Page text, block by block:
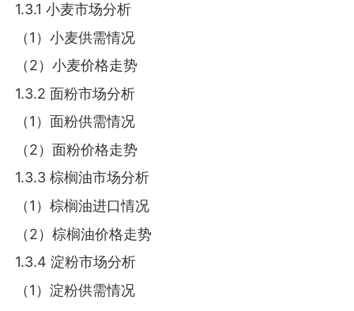
1.3.1 小麦市场分析
（1）小麦供需情况
（2）小麦价格走势
1.3.2 面粉市场分析
（1）面粉供需情况
（2）面粉价格走势
1.3.3 棕榈油市场分析
（1）棕榈油进口情况
（2）棕榈油价格走势
1.3.4 淀粉市场分析
（1）淀粉供需情况